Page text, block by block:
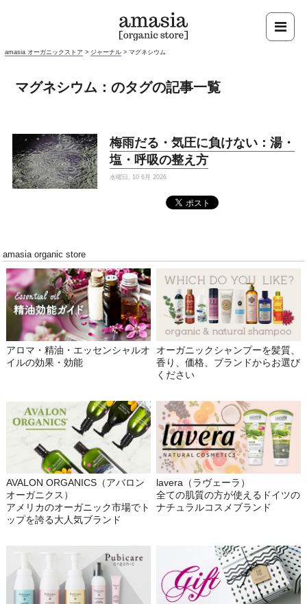
amasia オーガニックストア > ジャーナル >マグネシウム
マグネシウム：のタグの記事一覧
梅雨だる・気圧に負けない：湯・
塩・呼吸の整え方
水曜日, 10 6月 2026
amasia organic store
アロマ・精油・エッセンシャルオ
イルの効果・効能
オーガニックシャンプーを髪質、
香り、価格、ブランドからお選び
ください
AVALON ORGANICS（アバロン
オーガニクス）
アメリカのオーガニック市場でト
ップを誇る大人気ブランド
lavera（ラヴェーラ）
全ての肌質の方が使えるドイツの
ナチュラルコスメブランド